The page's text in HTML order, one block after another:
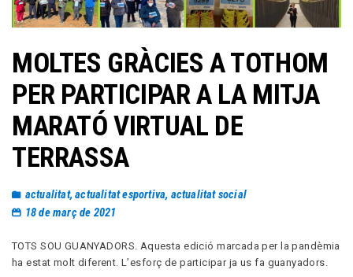
MOLTES GRÀCIES A TOTHOM
PER PARTICIPAR A LA MITJA
MARATÓ VIRTUAL DE
TERRASSA
actualitat,actualitat esportiva, actualitat social
18 de març de 2021
TOTS SOU GUANYADORS. Aquesta edició marcada per la pandèmia
ha estat molt diferent. L’esforç de participar ja us fa guanyadors.